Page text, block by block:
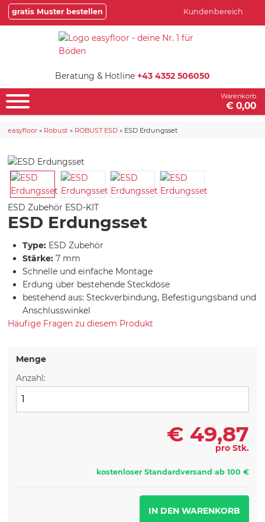
gratis Muster bestellen Kundenbereich
Beratung & Hotline +43 4352 506050
Warenkorb
€ 0,00
easyfloor » Robust » ROBUST ESD » ESD Erdungsset
ESD Zubehör ESD-KIT
ESD Erdungsset
Type: ESD Zubehör
Stärke: 7 mm
Schnelle und einfache Montage
Erdung über bestehende Steckdose
bestehend aus: Steckverbindung, Befestigungsband und
Anschlusswinkel
Häufige Fragen zu diesem Produkt
Menge
Anzahl:
€ 49,87
pro Stk.
kostenloser Standardversand ab 100 €